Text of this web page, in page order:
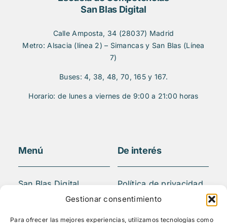
Gestionar consentimiento
Para ofrecer las mejores experiencias, utilizamos tecnologías como
San Blas Digital
Calle Amposta, 34 (28037) Madrid
Metro: Alsacia (línea 2) – Simancas y San Blas (Línea
7)
Buses: 4, 38, 48, 70, 165 y 167.
Horario: de lunes a viernes de 9:00 a 21:00 horas
Menú
San Blas Digital
Quiénes somos
De interés
Política de privacidad
Aviso legal